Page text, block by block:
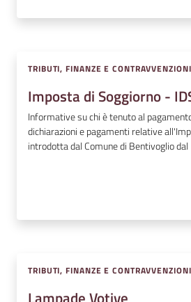
TRIBUTI, FINANZE E CONTRAVVENZIONI
Imposta di Soggiorno -
Informative su chi è tenuto al
dichiarazioni e pagamenti relative
introdotta dal Comune di Bentivoglio
TRIBUTI, FINANZE E CONTRAVVENZIONI